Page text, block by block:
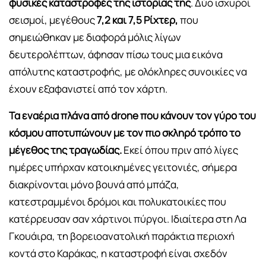
φυσικές καταστροφές της ιστορίας της. Δύο ισχυροί
σεισμοί, μεγέθους7,2 και 7,5 Ρίχτερ,που
σημειώθηκαν με διαφορά μόλις λίγων
δευτερολέπτων, άφησαν πίσω τους μια εικόνα
απόλυτης καταστροφής, με ολόκληρες συνοικίες να
έχουν εξαφανιστεί από τον χάρτη.
Τα εναέρια πλάνα από drone που κάνουν τον γύρο του
κόσμου αποτυπώνουν με τον πιο σκληρό τρόπο το
μέγεθος της τραγωδίας.Εκεί όπου πριν από λίγες
ημέρες υπήρχαν κατοικημένες γειτονιές, σήμερα
διακρίνονται μόνο βουνά από μπάζα,
κατεστραμμένοι δρόμοι και πολυκατοικίες που
κατέρρευσαν σαν χάρτινοι πύργοι. Ιδιαίτερα στη Λα
Γκουάιρα, τη βορειοανατολική παράκτια περιοχή
κοντά στο Καράκας, η καταστροφή είναι σχεδόν